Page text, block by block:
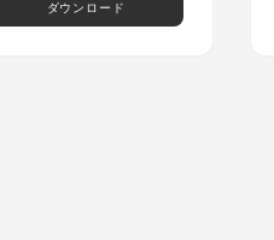
ダウンロード